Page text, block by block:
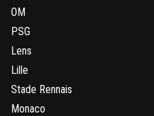
OM
PSG
Lens
Lille
Stade Rennais
Monaco